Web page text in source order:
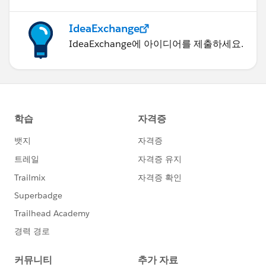
IdeaExchange
IdeaExchange에 아이디어를 제출하세요.